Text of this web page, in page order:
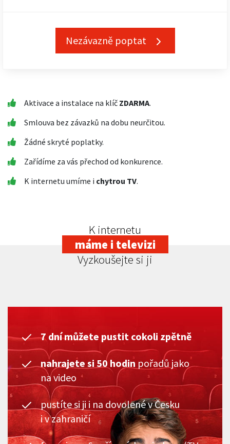
Nezávazně poptat
Aktivace a instalace na klíč ZDARMA.
Smlouva bez závazků na dobu neurčitou.
Žádné skryté poplatky.
Zařídíme za vás přechod od konkurence.
K internetu umíme i chytrou TV.
K internetu
máme i televizi
Vyzkoušejte si ji
7 dní můžete pustit cokoli zpětně
nahrajete si 50 hodin pořadů jako
na video
pustíte si ji i na dovolené v Česku
i v zahraničí